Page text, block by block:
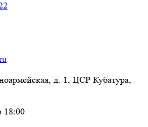
д. 1, ЦСР Кубатура,
18:00